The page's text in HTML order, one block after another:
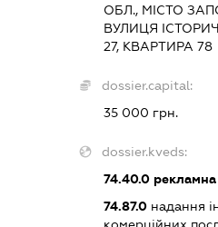
ОБЛ., МІСТО
ВУЛИЦЯ
27, КВАРТИРА 78
dossier.capital:
35 000 грн.
dossier.kveds:
74.40.0рекламна
74.87.0надання
комерційних